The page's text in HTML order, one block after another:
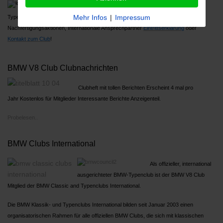
Typenreferenten
Nachfertigungsaktionen, Internationale AnsprechpartnerEintrittserklärungoder
Kontakt zum Club!
BMW V8 Club Clubnachrichten
Clubheft mit tollen Berichten Erscheint 4 mal pro
Jahr Kostenlos für Mitglieder Interessante Berichte Anzeigenteil.
BMW Clubs International
Als offizieller, international
ausgerichteter BMW-Typenclub ist der BMW V8 Club
Mitglied der BMW Classic and Typenclubs International.
Die BMW Klassik- und Typenclubs International bilden seit Januar 2003 einen
organisatorischen Rahmen für alle offiziellen BMW Clubs, die sich mit klassischen
Mehr Infos | Impressum